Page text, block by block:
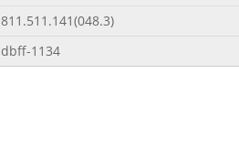
811.511.141(048.3)
dbff-1134